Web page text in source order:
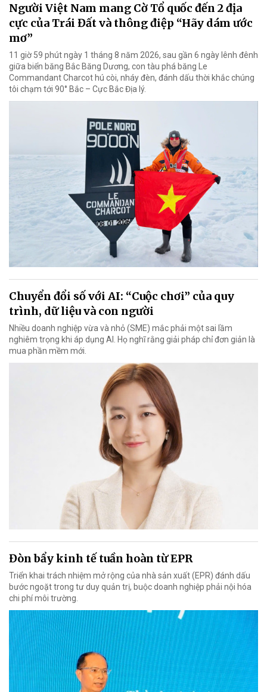
Người Việt Nam mang Cờ Tổ quốc đến 2 địa
cực của Trái Đất và thông điệp “Hãy dám ước
mơ”
11 giờ 59 phút ngày 1 tháng 8 năm 2026, sau gần 6 ngày lênh đênh
giữa biển băng Bắc Băng Dương, con tàu phá băng Le
Commandant Charcot hú còi, nháy đèn, đánh dấu thời khắc chúng
tôi chạm tới 90° Bắc – Cực Bắc Địa lý.
Chuyển đổi số với AI: “Cuộc chơi” của quy
trình, dữ liệu và con người
Nhiều doanh nghiệp vừa và nhỏ (SME) mắc phải một sai lầm
nghiêm trọng khi áp dụng AI. Họ nghĩ rằng giải pháp chỉ đơn giản là
mua phần mềm mới.
Đòn bẩy kinh tế tuần hoàn từ EPR
Triển khai trách nhiệm mở rộng của nhà sản xuất (EPR) đánh dấu
bước ngoặt trong tư duy quản trị, buộc doanh nghiệp phải nội hóa
chi phí môi trường.